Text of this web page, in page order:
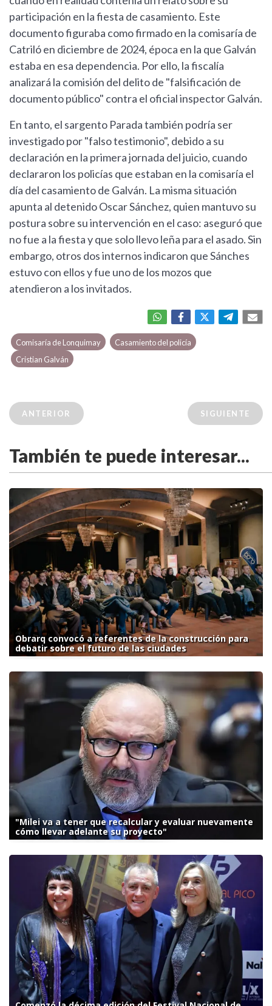
participación en la fiesta de casamiento. Este
documento figuraba como firmado en la comisaría de
Catriló en diciembre de 2024, época en la que Galván
estaba en esa dependencia. Por ello, la fiscalía
analizará la comisión del delito de "falsificación de
documento público" contra el oficial inspector Galván.
En tanto, el sargento Parada también podría ser
investigado por "falso testimonio", debido a su
declaración en la primera jornada del juicio, cuando
declararon los policías que estaban en la comisaría el
día del casamiento de Galván. La misma situación
apunta al detenido Oscar Sánchez, quien mantuvo su
postura sobre su intervención en el caso: aseguró que
no fue a la fiesta y que solo llevo leña para el asado. Sin
embargo, otros dos internos indicaron que Sánches
estuvo con ellos y fue uno de los mozos que
atendieron a los invitados.
Comisaría de Lonquimay
Casamiento del policía
Cristian Galván
ANTERIOR SIGUIENTE
También te puede interesar...
Obrarq convocó a referentes de la construcción para
debatir sobre el futuro de las ciudades
"Milei va a tener que recalcular y evaluar nuevamente
cómo llevar adelante su proyecto"